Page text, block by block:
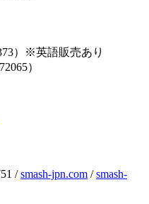
）※英語販売あり
）
/smash-jpn.com /smash-